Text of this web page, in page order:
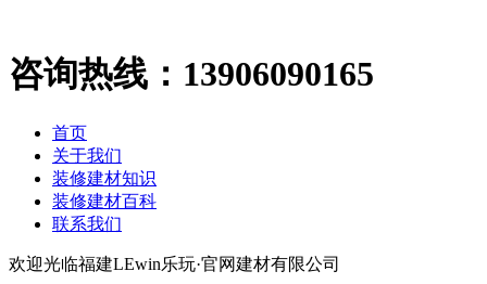
咨询热线： 13906090165
首页
关于我们
装修建材知识
装修建材百科
联系我们
欢迎光临福建LEwin乐玩·官网建材有限公司